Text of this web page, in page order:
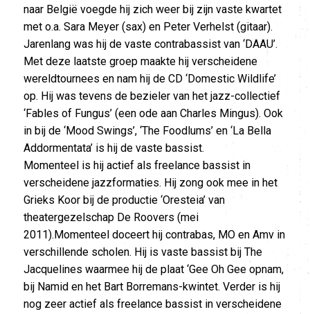
naar België voegde hij zich weer bij zijn vaste kwartet
met o.a. Sara Meyer (sax) en Peter Verhelst (gitaar).
Jarenlang was hij de vaste contrabassist van ‘DAAU’.
Met deze laatste groep maakte hij verscheidene
wereldtournees en nam hij de CD ‘Domestic Wildlife’
op. Hij was tevens de bezieler van het jazz-collectief
‘Fables of Fungus’ (een ode aan Charles Mingus). Ook
in bij de ‘Mood Swings’, ‘The Foodlums’ en ‘La Bella
Addormentata’ is hij de vaste bassist.
Momenteel is hij actief als freelance bassist in
verscheidene jazzformaties. Hij zong ook mee in het
Grieks Koor bij de productie ‘Oresteia’ van
theatergezelschap De Roovers (mei
2011).Momenteel doceert hij contrabas, MO en Amv in
verschillende scholen. Hij is vaste bassist bij The
Jacquelines waarmee hij de plaat ‘Gee Oh Gee opnam,
bij Namid en het Bart Borremans-kwintet. Verder is hij
nog zeer actief als freelance bassist in verscheidene